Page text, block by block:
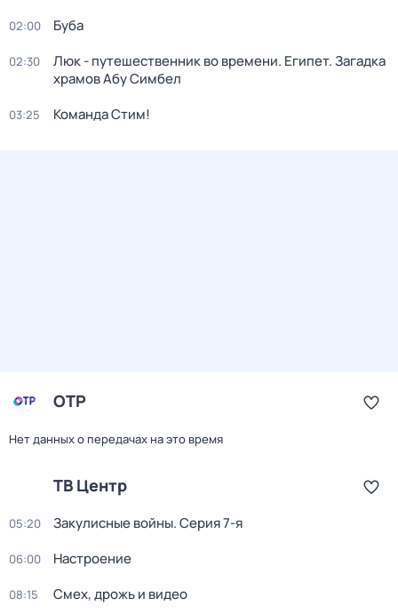
02:00 Буба
02:30
Люк - путешественник во времени. Египет. Загадка
храмов Абу Симбел
03:25 Команда Стим!
ОТР
Нет данных о передачах на это время
ТВ Центр
05:20 Закулисные войны. Серия 7-я
06:00 Настроение
08:15 Смех, дрожь и видео